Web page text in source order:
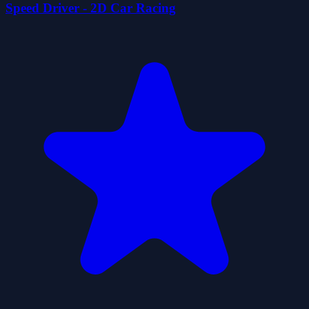
Speed ​​Driver - 2D Car Racing